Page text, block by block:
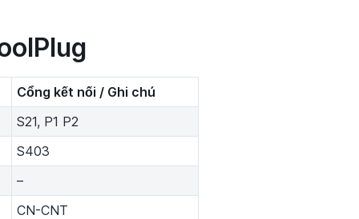
Cổng kết nối / Ghi chú
S21, P1 P2
S403
–
CN-CNT